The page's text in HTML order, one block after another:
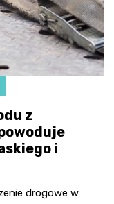
z
i
drogowe w